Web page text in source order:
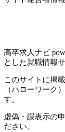
高卒求人ナビ
とした就職情報
このサイトに掲
（ハローワーク
す。
虚偽・誤表示の
ださい。